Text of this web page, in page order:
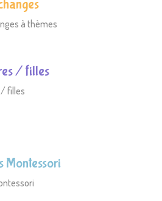
à thèmes
/ filles
filles
Montessori